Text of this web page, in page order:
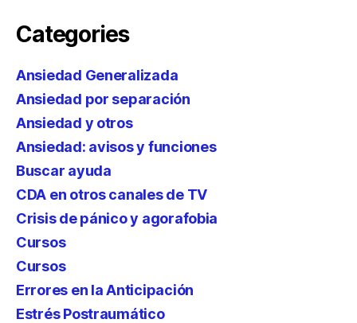
Categories
Ansiedad Generalizada
Ansiedad por separación
Ansiedad y otros
Ansiedad: avisos y funciones
Buscar ayuda
CDA en otros canales de TV
Crisis de pánico y agorafobia
Cursos
Cursos
Errores en la Anticipación
Estrés Postraumático